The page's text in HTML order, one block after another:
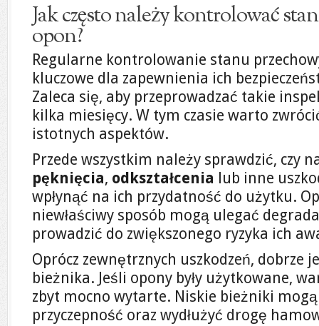
Jak często należy kontrolować
opon?
Regularne kontrolowanie stanu
kluczowe dla zapewnienia ich
Zaleca się, aby przeprowadzać takie
kilka miesięcy. W tym czasie warto
istotnych aspektów.
Przede wszystkim należy sprawdzić, czy
pęknięcia, odkształcenia lub inne
wpłynąć na ich przydatność do użytku.
niewłaściwy sposób mogą ulegać
prowadzić do zwiększonego ryzyka ich
Oprócz zewnętrznych uszkodzeń, dobrze
bieżnika. Jeśli opony były użytkowane,
zbyt mocno wytarte. Niskie bieżniki mogą
przyczepność oraz wydłużyć drogę